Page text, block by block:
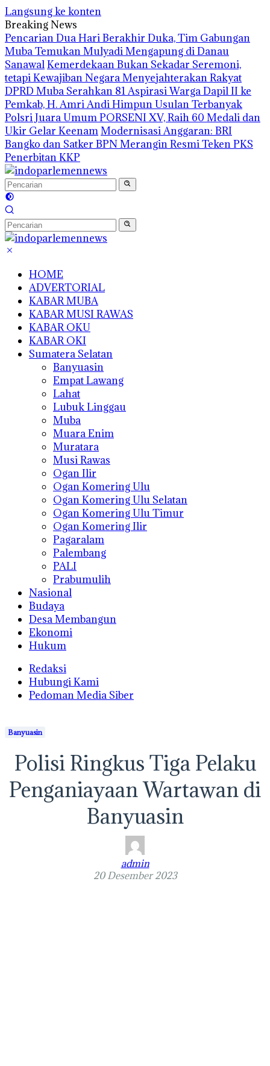
Langsung ke konten
Breaking News
Pencarian Dua Hari Berakhir Duka, Tim Gabungan
Muba Temukan Mulyadi Mengapung di Danau
SanawalKemerdekaan Bukan Sekadar Seremoni,
tetapi Kewajiban Negara Menyejahterakan Rakyat
DPRD Muba Serahkan 81 Aspirasi Warga Dapil II ke
Pemkab, H. Amri Andi Himpun Usulan Terbanyak
Polsri Juara Umum PORSENI XV, Raih 60 Medali dan
Ukir Gelar KeenamModernisasi Anggaran: BRI
Bangko dan Satker BPN Merangin Resmi Teken PKS
Penerbitan KKP
HOME
ADVERTORIAL
KABAR MUBA
KABAR MUSI RAWAS
KABAR OKU
KABAR OKI
Sumatera Selatan
Banyuasin
Empat Lawang
Lahat
Lubuk Linggau
Muba
Muara Enim
Muratara
Musi Rawas
Ogan Ilir
Ogan Komering Ulu
Ogan Komering Ulu Selatan
Ogan Komering Ulu Timur
Ogan Komering Ilir
Pagaralam
Palembang
PALI
Prabumulih
Nasional
Budaya
Desa Membangun
Ekonomi
Hukum
Redaksi
Hubungi Kami
Pedoman Media Siber
Banyuasin
Polisi Ringkus Tiga Pelaku
Penganiayaan Wartawan di
Banyuasin
admin
20 Desember 2023